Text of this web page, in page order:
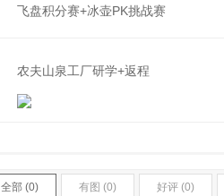
飞盘积分赛+冰壶PK挑战赛
农夫山泉工厂研学+返程
全部 (0) 有图 (0) 好评 (0)